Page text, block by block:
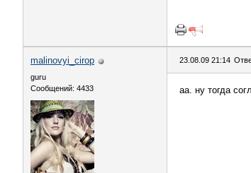
malinovyi_cirop
guru
Сообщений: 4433
23.08.09 21:14
аа. ну тогда